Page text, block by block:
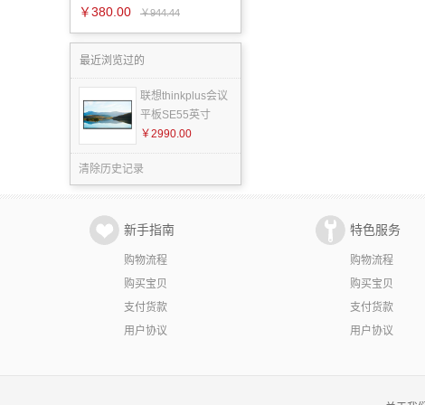
￥380.00 ￥944.44
最近浏览过的
联想thinkplus会议
平板SE55英寸
￥2990.00
清除历史记录
新手指南
购物流程
购买宝贝
支付货款
用户协议
特色服务
购物流程
购买宝贝
支付货款
用户协议